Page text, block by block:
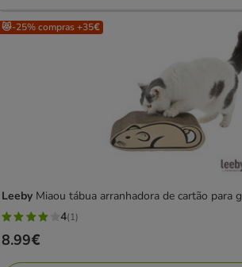
😻-25% compras +35€
Leeby Miaou tábua arranhadora de cartão para
4
estrelas
4(1)
Preço
8.99€
8.99€